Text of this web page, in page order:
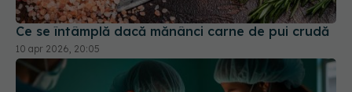
Ce se întâmplă dacă mănânci carne de pui crudă
10 apr 2026, 20:05